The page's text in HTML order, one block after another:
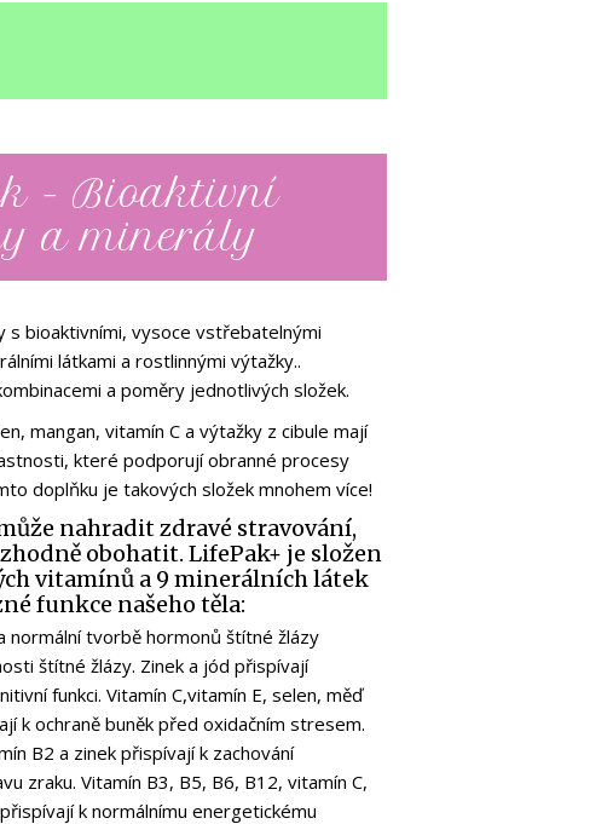
- Bioaktivní
a minerály
s bioaktivními, vysoce vstřebatelnými
látkami a rostlinnými výtažky..
a poměry jednotlivých složek.
mangan, vitamín C a výtažky z cibule mají
které podporují obranné procesy
doplňku je takových složek mnohem více!
nahradit zdravé stravování,
obohatit. LifePak+ je složen
vitamínů a 9 minerálních látek
funkce našeho těla:
normální tvorbě hormonů štítné žlázy
štítné žlázy. Zinek a jód přispívají
funkci. Vitamín C,vitamín E, selen, měď
k ochraně buněk před oxidačním stresem.
B2 a zinek přispívají k zachování
zraku. Vitamín B3, B5, B6, B12, vitamín C,
k normálnímu energetickému